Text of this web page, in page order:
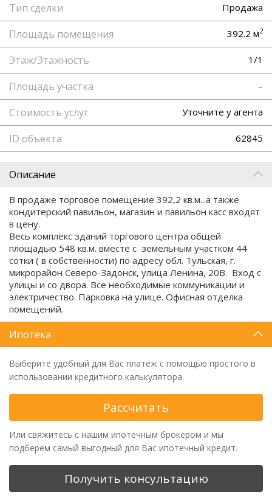
Тип сделки Продажа
Площадь помещения 392.2 м2
Этаж/Этажность 1/1
Площадь участка –
Стоимость услуг Уточните у агента
ID объекта 62845
Описание
В продаже торговое помещение 392,2 кв.м...а также
кондитерский павильон, магазин и павильон касс входят
в цену.
Весь комплекс зданий торгового центра общей
площадью 548 кв.м. вместе с земельным участком 44
сотки ( в собственности) по адресу обл. Тульская, г.
микрорайон Северо-Задонск, улица Ленина, 20В. Вход с
улицы и со двора. Все необходимые коммуникации и
электричество. Парковка на улице. Офисная отделка
помещений.
Ипотека
Выберите удобный для Вас платеж с помощью простого в
использовании кредитного калькулятора.
Рассчитать
Или свяжитесь с нашим ипотечным брокером и мы
подберем самый выгодный для Вас ипотечный кредит.
Получить консультацию